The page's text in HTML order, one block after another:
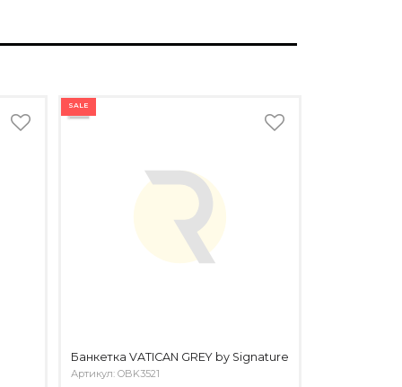
SALE
Банкетка VATICAN GREY by Signature
Артикул: OBK3521